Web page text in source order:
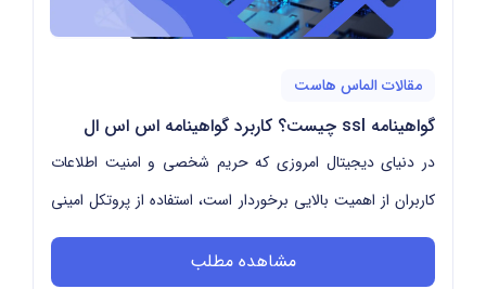
مقالات الماس هاست
گواهینامه ssl چیست؟ کاربرد گواهینامه اس اس ال
در دنیای دیجیتال امروزی که حریم شخصی و امنیت اطلاعات
کاربران از اهمیت بالایی برخوردار است، استفاده از پروتکل امینی
SSL برای وبسایت‌ها به یک ضرورت تبدی...
مشاهده مطلب